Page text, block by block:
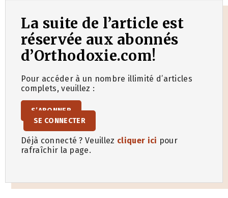
La suite de l’article est
réservée aux abonnés
d’Orthodoxie.com!
Pour accéder à un nombre illimité d’articles
complets, veuillez :
S’ABONNER
SE CONNECTER
Déjà connecté ? Veuillez cliquer ici pour
rafraîchir la page.